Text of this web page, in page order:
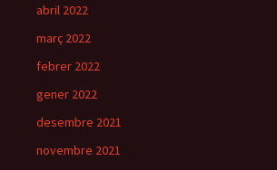
abril 2022
març 2022
febrer 2022
gener 2022
desembre 2021
novembre 2021